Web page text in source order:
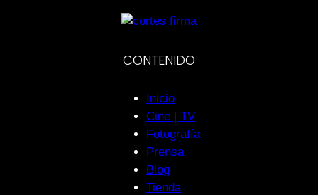
CONTENIDO
Inicio
Cine | TV
Fotografía
Prensa
Blog
Tienda